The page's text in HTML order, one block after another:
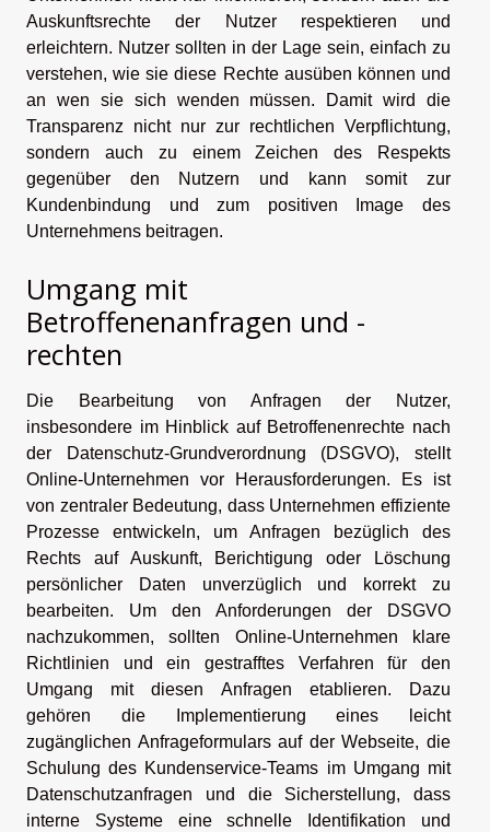
Auskunftsrechte der Nutzer respektieren und
erleichtern. Nutzer sollten in der Lage sein, einfach zu
verstehen, wie sie diese Rechte ausüben können und
an wen sie sich wenden müssen. Damit wird die
Transparenz nicht nur zur rechtlichen Verpflichtung,
sondern auch zu einem Zeichen des Respekts
gegenüber den Nutzern und kann somit zur
Kundenbindung und zum positiven Image des
Unternehmens beitragen.
Umgang mit
Betroffenenanfragen und -
rechten
Die Bearbeitung von Anfragen der Nutzer,
insbesondere im Hinblick auf Betroffenenrechte nach
der Datenschutz-Grundverordnung (DSGVO), stellt
Online-Unternehmen vor Herausforderungen. Es ist
von zentraler Bedeutung, dass Unternehmen effiziente
Prozesse entwickeln, um Anfragen bezüglich des
Rechts auf Auskunft, Berichtigung oder Löschung
persönlicher Daten unverzüglich und korrekt zu
bearbeiten. Um den Anforderungen der DSGVO
nachzukommen, sollten Online-Unternehmen klare
Richtlinien und ein gestrafftes Verfahren für den
Umgang mit diesen Anfragen etablieren. Dazu
gehören die Implementierung eines leicht
zugänglichen Anfrageformulars auf der Webseite, die
Schulung des Kundenservice-Teams im Umgang mit
Datenschutzanfragen und die Sicherstellung, dass
interne Systeme eine schnelle Identifikation und